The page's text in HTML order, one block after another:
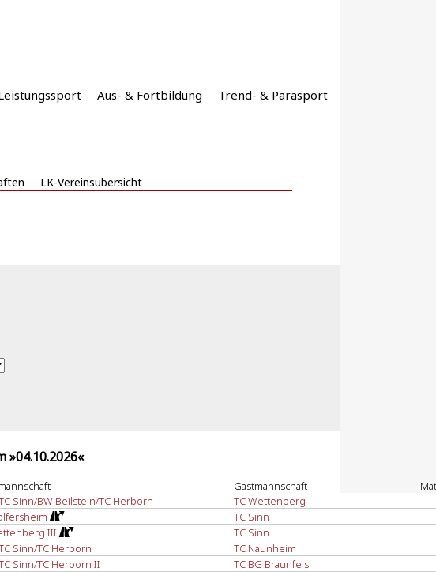
Aus- & Fortbildung Trend- & Parasport
LK-Vereinsübersicht
»04.10.2026«
Gastmannschaft
Sinn/BW Beilstein/TC Herborn
TC Wettenberg
TC Sinn
III
TC Sinn
Sinn/TC Herborn
TC Naunheim
Sinn/TC Herborn II
TC BG Braunfels